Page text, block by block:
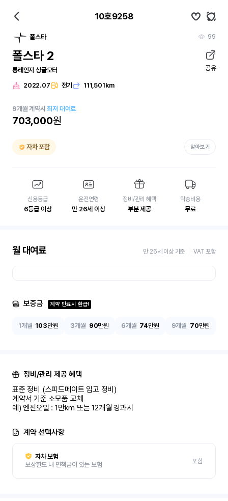
10호9258
폴스타 99
폴스타 2
롱레인지 싱글모터 공유
2022.07 전기 111,501km
9개월 계약시최저 대여료
703,000원
자차 포함 알아보기
신용등급
6등급 이상
운전연령
만 26세 이상
정비/관리 혜택
부분 제공
탁송비용
무료
월 대여료 만 26세 이상 기준 VAT 포함
보증금 계약 만료시 환급!
1개월 103만원 3개월 90만원 6개월 74만원 9개월 70만원
정비/관리 제공 혜택
표준 정비 (스피드메이트 입고 정비)
계약서 기준 소모품 교체
예) 엔진오일 : 1만km 또는 12개월 경과시
계약 선택사항
자차 보험
보상한도 내 면책금이 있는 보험
포함